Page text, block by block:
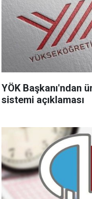
YÖK Başkanı'ndan
sistemi açıklaması